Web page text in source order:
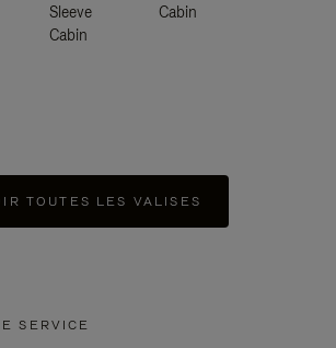
Sleeve
Cabin
Cabin
TOUTES LES VALISES
SERVICE